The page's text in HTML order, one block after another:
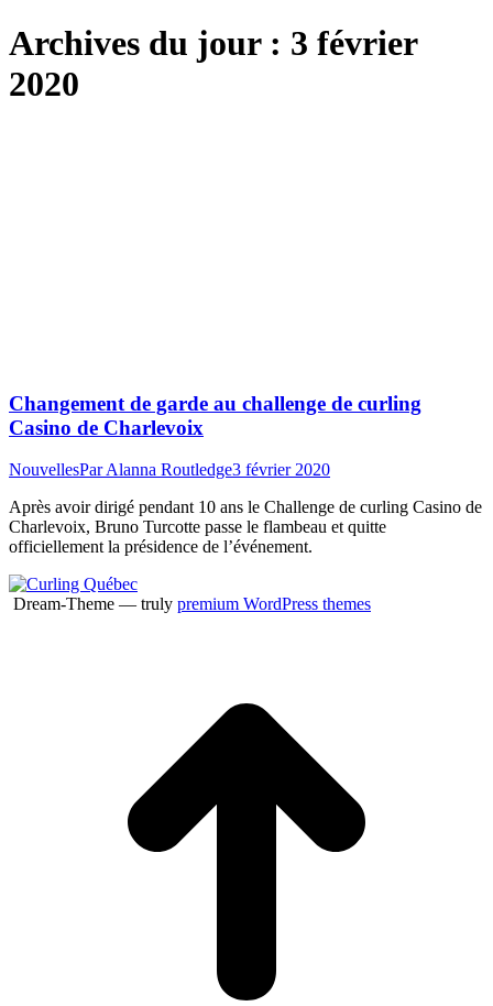
Archives du jour : 3 février
2020
Changement de garde au challenge de curling
Casino de Charlevoix
NouvellesParAlanna Routledge3 février 2020
Après avoir dirigé pendant 10 ans le Challenge de curling Casino de
Charlevoix, Bruno Turcotte passe le flambeau et quitte
officiellement la présidence de l’événement.
Dream-Theme — truly premium WordPress themes